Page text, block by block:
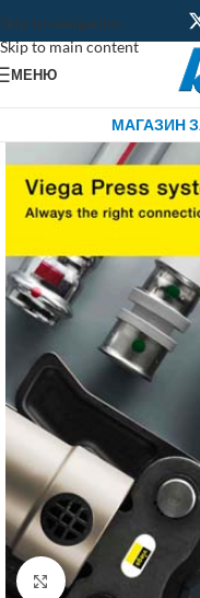
Skip to navigation
Skip to main content
МЕНЮ
МАГАЗИН
Click to enlarge